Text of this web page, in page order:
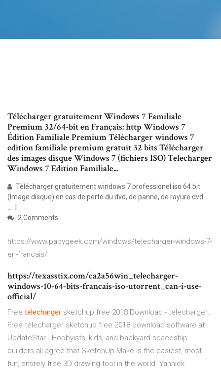
Télécharger gratuitement Windows 7 Familiale
Premium 32/64-bit en Français: http Windows 7
Édition Familiale Premium Télécharger windows 7
edition familiale premium gratuit 32 bits Télécharger
des images disque Windows 7 (fichiers ISO) Telecharger
Windows 7 Edition Familiale...
Télécharger gratuitement windows 7 professionel iso 64 bit
(Image disque) en cas de perte du dvd, de panne, de rayure dvd
..
2 Comments
https://www.papygeek.com/windows/telecharger-windows-7-
en-francais/
https://texasstix.com/ca2a56win_telecharger-
windows-10-64-bits-francais-iso-utorrent_can-i-use-
official/
Free telecharger sketchup free 2018 Download - telecharger…
Free telecharger sketchup free 2018 download software at
UpdateStar - Hobbyists, kids, and backyard spaceship
builders all agree that SketchUp Make is the easiest, most
fun, entirely free 3D drawing tool in the world. Yannick